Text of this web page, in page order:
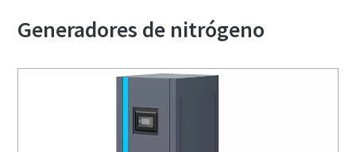
Generadores de nitrógeno